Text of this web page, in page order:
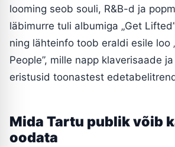
looming seob souli, R&B-d ja
läbimurre tuli albumiga „Get
ning lähteinfo toob eraldi esile loo
People”, mille napp klaverisaade
eristusid toonastest
Mida Tartu publik võib
oodata